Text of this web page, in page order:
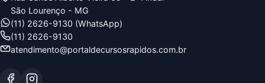
São Lourenço - MG
(11) 2626-9130 (WhatsApp)
(11) 2626-9130
atendimento@portaldecursosrapidos.com.br